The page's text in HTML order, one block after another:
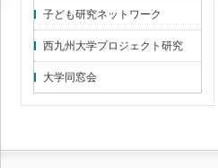
子ども研究ネットワーク
西九州大学プロジェクト研究
大学同窓会